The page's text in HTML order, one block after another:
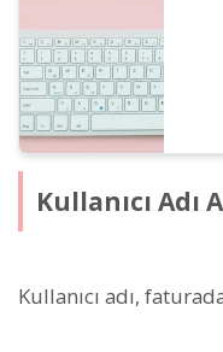
Kullanıcı Adı
Kullanıcı adı,